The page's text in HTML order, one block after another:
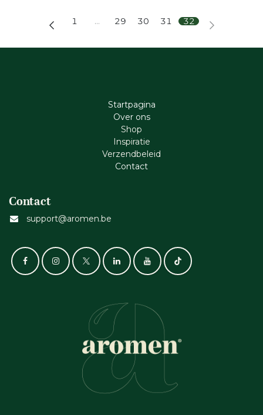
1 … 29 30 31 32
Startpagina
Ove​r​ ons
Shop
Inspiratie
Verzendbeleid
Cont​act
Contact
support@aromen.be